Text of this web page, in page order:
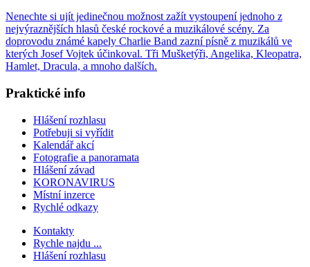
Nenechte si ujít jedinečnou možnost zažít vystoupení jednoho z
nejvýraznějších hlasů české rockové a muzikálové scény. Za
doprovodu známé kapely Charlie Band zazní písně z muzikálů ve
kterých Josef Vojtek účinkoval. Tři Mušketýři, Angelika, Kleopatra,
Hamlet, Dracula, a mnoho dalších.
Praktické info
Hlášení rozhlasu
Potřebuji si vyřídit
Kalendář akcí
Fotografie a panoramata
Hlášení závad
KORONAVIRUS
Místní inzerce
Rychlé odkazy
Kontakty
Rychle najdu ...
Hlášení rozhlasu